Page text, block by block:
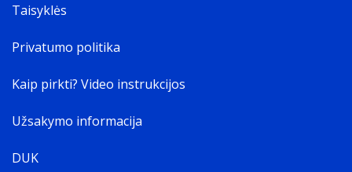
Taisyklės
Privatumo politika
Kaip pirkti? Video instrukcijos
Užsakymo informacija
DUK